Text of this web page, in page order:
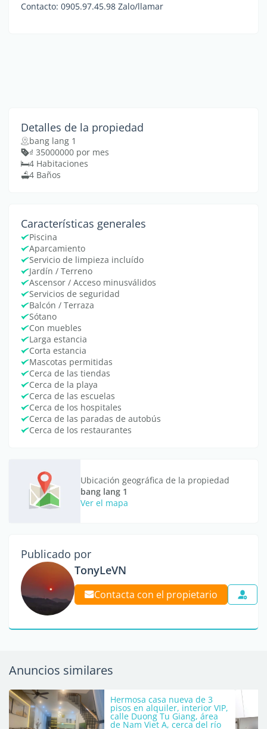
Contacto: 0905.97.45.98 Zalo/llamar
Detalles de la propiedad
bang lang 1
₫ 35000000 por mes
4 Habitaciones
4 Baños
Características generales
Piscina
Aparcamiento
Servicio de limpieza incluído
Jardín / Terreno
Ascensor / Acceso minusválidos
Servicios de seguridad
Balcón / Terraza
Sótano
Con muebles
Larga estancia
Corta estancia
Mascotas permitidas
Cerca de las tiendas
Cerca de la playa
Cerca de las escuelas
Cerca de los hospitales
Cerca de las paradas de autobús
Cerca de los restaurantes
Ubicación geográfica de la propiedad
bang lang 1
Ver el mapa
Publicado por
TonyLeVN
Contacta con el propietario
Anuncios similares
Hermosa casa nueva de 3
pisos en alquiler, interior VIP,
calle Duong Tu Giang, área
de Nam Viet A, cerca del río